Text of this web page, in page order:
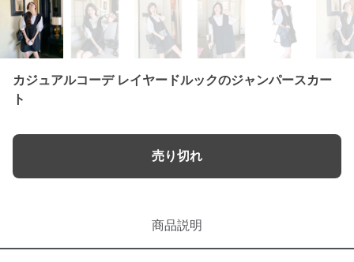
カジュアルコーデ レイヤードルックのジャンパースカー
ト
売り切れ
商品説明